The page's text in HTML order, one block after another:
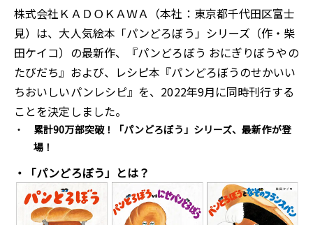
株式会社ＫＡＤＯＫＡＷＡ（本社：東京都千代田区富士
見）は、大人気絵本「パンどろぼう」シリーズ（作・柴
田ケイコ）の最新作、『パンどろぼう おにぎりぼうやの
たびだち』および、レシピ本『パンどろぼうのせかいい
ちおいしいパンレシピ』を、2022年9月に同時刊行する
ことを決定しました。
累計90万部突破！「パンどろぼう」シリーズ、最新作が登
場！
・「パンどろぼう」とは？